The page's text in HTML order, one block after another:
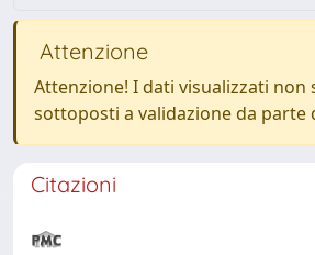
Attenzione
Attenzione! I dati visualizzati non
sottoposti a validazione da parte
Citazioni